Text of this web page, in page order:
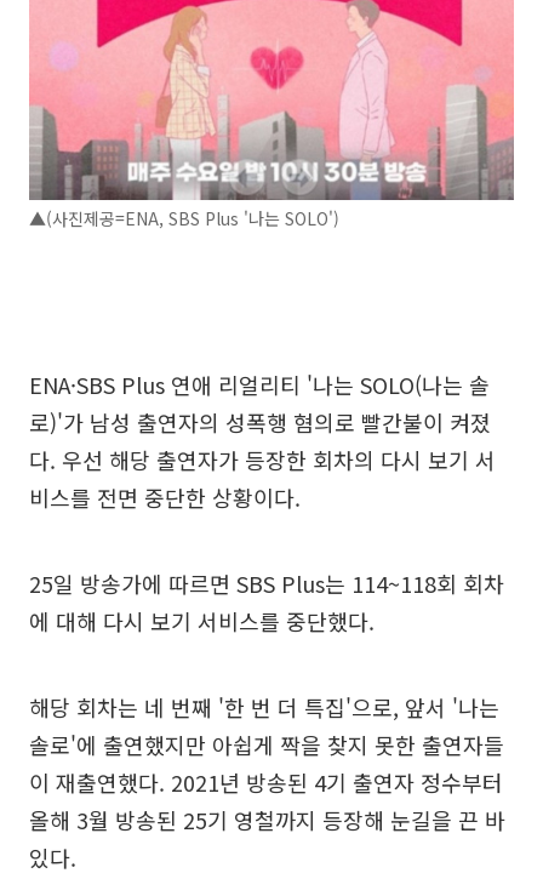
▲(사진제공=ENA, SBS Plus '나는 SOLO')
ENA·SBS Plus 연애 리얼리티 '나는 SOLO(나는 솔
로)'가 남성 출연자의 성폭행 혐의로 빨간불이 켜졌
다. 우선 해당 출연자가 등장한 회차의 다시 보기 서
비스를 전면 중단한 상황이다.
25일 방송가에 따르면 SBS Plus는 114~118회 회차
에 대해 다시 보기 서비스를 중단했다.
해당 회차는 네 번째 '한 번 더 특집'으로, 앞서 '나는
솔로'에 출연했지만 아쉽게 짝을 찾지 못한 출연자들
이 재출연했다. 2021년 방송된 4기 출연자 정수부터
올해 3월 방송된 25기 영철까지 등장해 눈길을 끈 바
있다.